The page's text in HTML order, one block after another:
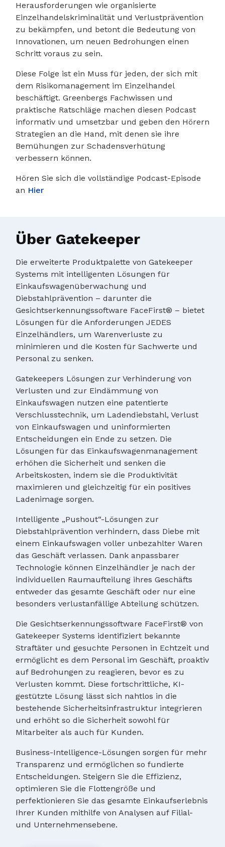
Herausforderungen wie organisierte
Einzelhandelskriminalität und Verlustprävention
zu bekämpfen, und betont die Bedeutung von
Innovationen, um neuen Bedrohungen einen
Schritt voraus zu sein.
Diese Folge ist ein Muss für jeden, der sich mit
dem Risikomanagement im Einzelhandel
beschäftigt. Greenbergs Fachwissen und
praktische Ratschläge machen diesen Podcast
informativ und umsetzbar und geben den Hörern
Strategien an die Hand, mit denen sie ihre
Bemühungen zur Schadensverhütung
verbessern können.
Hören Sie sich die vollständige Podcast-Episode
an Hier
Über Gatekeeper
Die erweiterte Produktpalette von Gatekeeper
Systems mit intelligenten Lösungen für
Einkaufswagenüberwachung und
Diebstahlprävention – darunter die
Gesichtserkennungssoftware FaceFirst® – bietet
Lösungen für die Anforderungen JEDES
Einzelhändlers, um Warenverluste zu
minimieren und die Kosten für Sachwerte und
Personal zu senken.
Gatekeepers Lösungen zur Verhinderung von
Verlusten und zur Eindämmung von
Einkaufswagen nutzen eine patentierte
Verschlusstechnik, um Ladendiebstahl, Verlust
von Einkaufswagen und uninformierten
Entscheidungen ein Ende zu setzen. Die
Lösungen für das Einkaufswagenmanagement
erhöhen die Sicherheit und senken die
Arbeitskosten, indem sie die Produktivität
maximieren und gleichzeitig für ein positives
Ladenimage sorgen.
Intelligente „Pushout“-Lösungen zur
Diebstahlprävention verhindern, dass Diebe mit
einem Einkaufswagen voller unbezahlter Waren
das Geschäft verlassen. Dank anpassbarer
Technologie können Einzelhändler je nach der
individuellen Raumaufteilung ihres Geschäfts
entweder das gesamte Geschäft oder nur eine
besonders verlustanfällige Abteilung schützen.
Die Gesichtserkennungssoftware FaceFirst® von
Gatekeeper Systems identifiziert bekannte
Straftäter und gesuchte Personen in Echtzeit und
ermöglicht es dem Personal im Geschäft, proaktiv
auf Bedrohungen zu reagieren, bevor es zu
Verlusten kommt. Diese fortschrittliche, KI-
gestützte Lösung lässt sich nahtlos in die
bestehende Sicherheitsinfrastruktur integrieren
und erhöht so die Sicherheit sowohl für
Mitarbeiter als auch für Kunden.
Business-Intelligence-Lösungen sorgen für mehr
Transparenz und ermöglichen so fundierte
Entscheidungen. Steigern Sie die Effizienz,
optimieren Sie die Flottengröße und
perfektionieren Sie das gesamte Einkaufserlebnis
Ihrer Kunden mithilfe von Analysen auf Filial-
und Unternehmensebene.